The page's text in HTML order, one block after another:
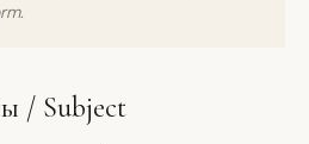
/ Subject